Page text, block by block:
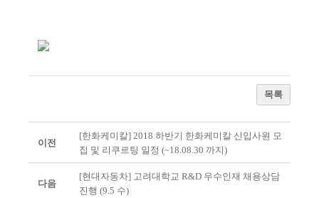
목록
이전
[한화케미칼] 2018 하반기 한화케미칼 신입사원 모
집 및 리쿠르팅 일정 (~18.08.30 까지)
다음
[현대자동차] 고려대학교 R&D 우수인재 채용상담
진행 (9.5 수)